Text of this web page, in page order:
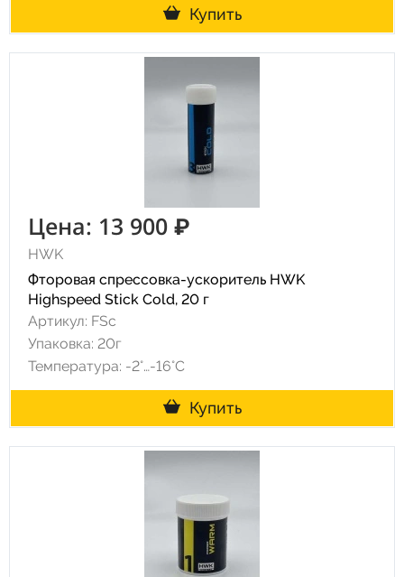
Купить
Цена: 13 900 ₽
HWK
Фторовая спрессовка-ускоритель HWK
Highspeed Stick Cold, 20 г
Артикул: FSc
Упаковка: 20г
Температура: -2°…-16°C
Купить